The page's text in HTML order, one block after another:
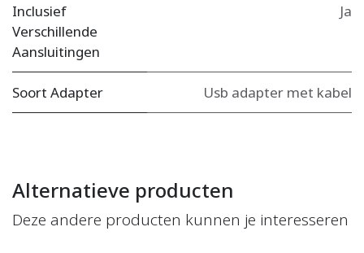
Inclusief
Verschillende
Aansluitingen
Ja
Soort Adapter Usb adapter met kabel
Alternatieve producten
Deze andere producten kunnen je interesseren